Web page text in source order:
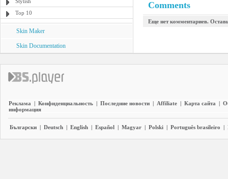
Top 10
Skin Maker
Skin Documentation
Comments
Еще нет комментариев.
Реклама | Конфиденциальность | Последние новости | Affiliate | Карта сайта |
информация
Български | Deutsch | English | Español | Magyar | Polski | Português brasileiro |